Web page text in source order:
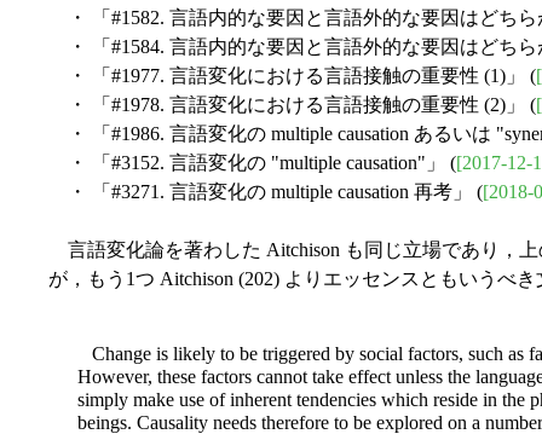
・ 「#1582. 言語内的な要因と言語外的な要因はどちら
・ 「#1584. 言語内的な要因と言語外的な要因はどちら
・ 「#1977. 言語変化における言語接触の重要性 (1)」 (
・ 「#1978. 言語変化における言語接触の重要性 (2)」 (
・ 「#1986. 言語変化の multiple causation あるいは
・ 「#3152. 言語変化の "multiple causation"」 ([2017-12-
・ 「#3271. 言語変化の multiple causation 再考」 ([2018-
言語変化論を著わした Aitchison も同じ立場であり，
が，もう1つ Aitchison (202) よりエッセンスともいうべ
Change is likely to be triggered by social factors, such as
However, these factors cannot take effect unless the
simply make use of inherent tendencies which reside in the
beings. Causality needs therefore to be explored on a